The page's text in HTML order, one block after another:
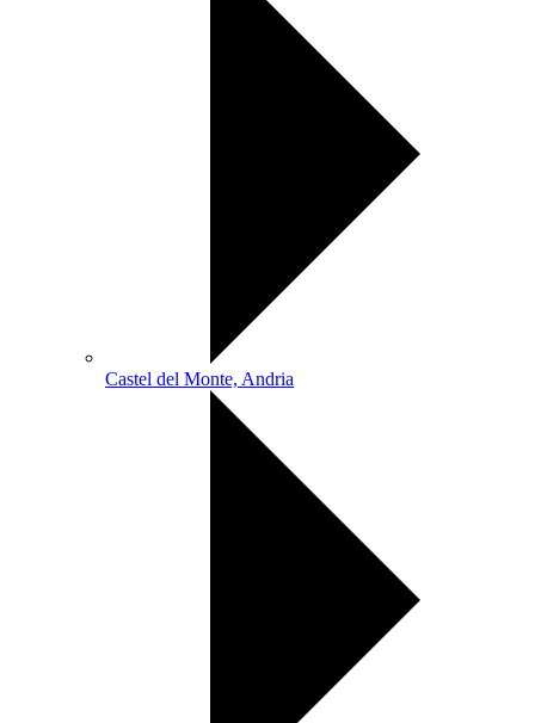
Castel del Monte, Andria